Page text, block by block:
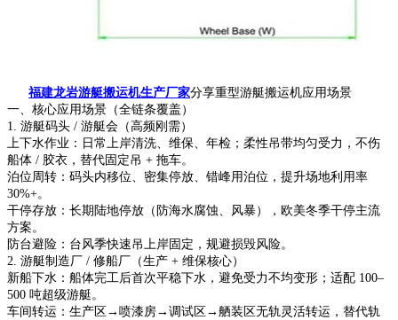
福建龙岩游艇搬运机生产厂家分享重型游艇搬运机应用场景
一、核心应用场景（全链条覆盖）
1. 游艇码头 / 游艇会（高频刚需）
上下水作业：日常上岸清洗、维保、年检；柔性吊带均匀受力，不伤
船体 / 胶衣，替代固定吊 + 拖车。
泊位周转：码头内移位、密集停放、错峰用泊位，提升场地利用率
30%+。
干停存放：长期陆地停放（防海水腐蚀、风暴），欧美冬季干停主流
方案。
防台避险：台风季快速吊上岸固定，规避损毁风险。
2. 游艇制造厂 / 修船厂（生产 + 维保核心）
新船下水：船体完工后首次平稳下水，避免受力不均变形；适配 100–
500 吨超级游艇。
车间转运：生产区→喷漆房→调试区→舾装区无轨灵活转运，替代轨